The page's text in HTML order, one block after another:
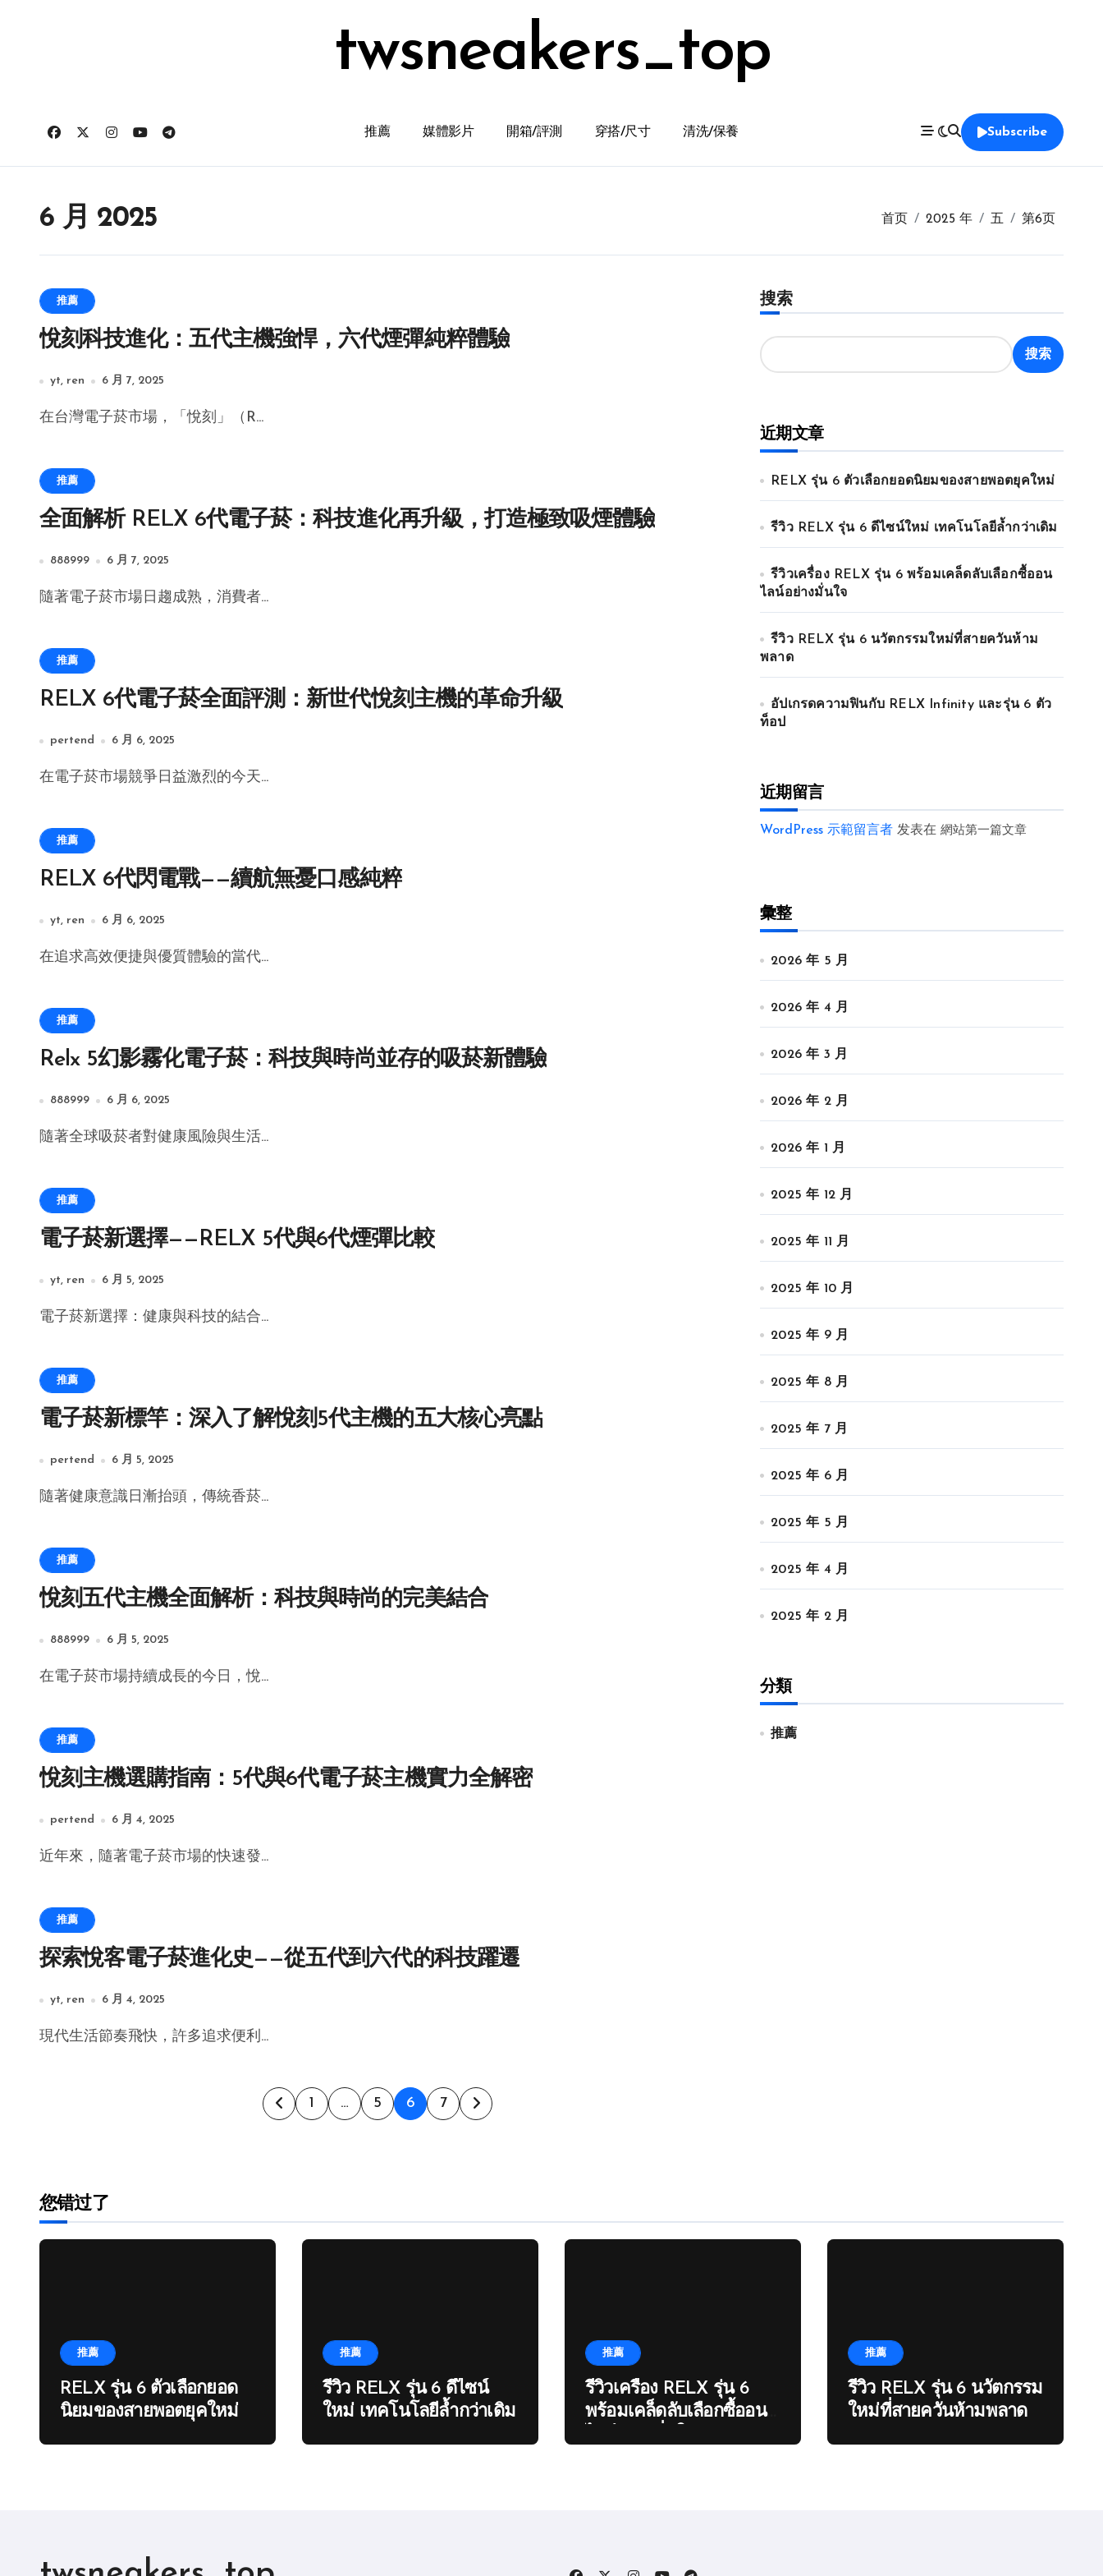
twsneakers_top
推薦 媒體影片 開箱/評測 穿搭/尺寸 清洗/保養 Subscribe
6 月 2025 首页 2025 年 五 第6页
推薦
悅刻科技進化：五代主機強悍，六代煙彈純粹體驗
yt, ren 6 月 7, 2025
在台灣電子菸市場，「悅刻」（R...
推薦
全面解析 RELX 6代電子菸：科技進化再升級，打造極致吸煙體驗
888999 6 月 7, 2025
隨著電子菸市場日趨成熟，消費者...
推薦
RELX 6代電子菸全面評測：新世代悅刻主機的革命升級
pertend 6 月 6, 2025
在電子菸市場競爭日益激烈的今天...
推薦
RELX 6代閃電戰——續航無憂口感純粹
yt, ren 6 月 6, 2025
在追求高效便捷與優質體驗的當代...
推薦
Relx 5幻影霧化電子菸：科技與時尚並存的吸菸新體驗
888999 6 月 6, 2025
隨著全球吸菸者對健康風險與生活...
推薦
電子菸新選擇——RELX 5代與6代煙彈比較
yt, ren 6 月 5, 2025
電子菸新選擇：健康與科技的結合...
推薦
電子菸新標竿：深入了解悅刻5代主機的五大核心亮點
pertend 6 月 5, 2025
隨著健康意識日漸抬頭，傳統香菸...
推薦
悅刻五代主機全面解析：科技與時尚的完美結合
888999 6 月 5, 2025
在電子菸市場持續成長的今日，悅...
推薦
悅刻主機選購指南：5代與6代電子菸主機實力全解密
pertend 6 月 4, 2025
近年來，隨著電子菸市場的快速發...
推薦
探索悅客電子菸進化史——從五代到六代的科技躍遷
yt, ren 6 月 4, 2025
現代生活節奏飛快，許多追求便利...
文
1 … 5 6 7
搜索
搜索
近期文章
RELX รุ่น 6 ตัวเลือกยอดนิยมของสายพอตยุคใหม่
รีวิว RELX รุ่น 6 ดีไซน์ใหม่ เทคโนโลยีล้ำกว่าเดิม
รีวิวเครื่อง RELX รุ่น 6 พร้อมเคล็ดลับเลือกซื้ออน
ไลน์อย่างมั่นใจ
รีวิว RELX รุ่น 6 นวัตกรรมใหม่ที่สายควันห้าม
พลาด
อัปเกรดความฟินกับ RELX Infinity และรุ่น 6 ตัว
ท็อป
近期留言
WordPress 示範留言者 发表在 網站第一篇文章
彙整
2026 年 5 月
2026 年 4 月
2026 年 3 月
2026 年 2 月
2026 年 1 月
2025 年 12 月
2025 年 11 月
2025 年 10 月
2025 年 9 月
2025 年 8 月
2025 年 7 月
2025 年 6 月
2025 年 5 月
2025 年 4 月
2025 年 2 月
分類
推薦
您错过了
推薦
RELX รุ่น 6 ตัวเลือกยอด
นิยมของสายพอตยุคใหม่
推薦
รีวิว RELX รุ่น 6 ดีไซน์
ใหม่ เทคโนโลยีล้ำกว่าเดิม
推薦
รีวิวเครื่อง RELX รุ่น 6
พร้อมเคล็ดลับเลือกซื้ออน
推薦
รีวิว RELX รุ่น 6 นวัตกรรม
ใหม่ที่สายควันห้ามพลาด